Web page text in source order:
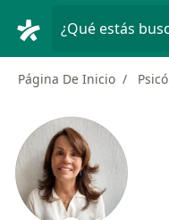
¿Qué estás
Página De Inicio